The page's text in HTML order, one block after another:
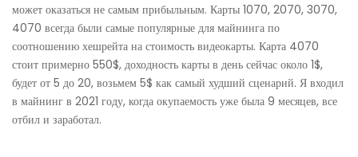
может оказаться не самым прибыльным. Карты 1070, 2070, 3070,
4070 всегда были самые популярные для майнинга по
соотношению хешрейта на стоимость видеокарты. Карта 4070
стоит примерно 550$, доходность карты в день сейчас около 1$,
будет от 5 до 20, возьмем 5$ как самый худший сценарий. Я входил
в майнинг в 2021 году, когда окупаемость уже была 9 месяцев, все
отбил и заработал.